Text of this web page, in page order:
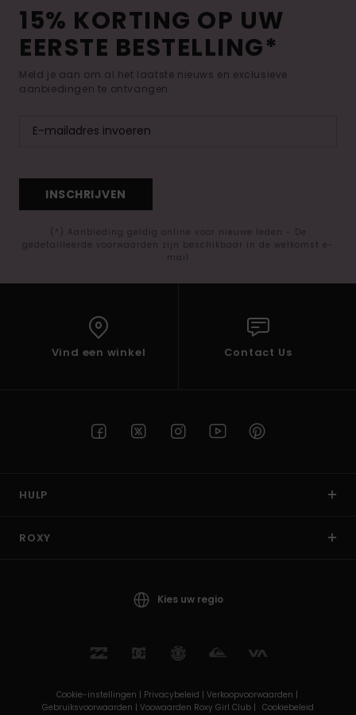
15% KORTING OP UW
EERSTE BESTELLING*
Meld je aan om al het laatste nieuws en exclusieve
aanbiedingen te ontvangen.
INSCHRIJVEN
(*) Aanbieding geldig online voor nieuwe leden - De
gedetailleerde voorwaarden zijn beschikbaar in de welkomst e-
mail
Vind een winkel Contact Us
HULP
ROXY
Kies uw regio
Cookie-instellingen | Privacybeleid | Verkoopvoorwaarden |
Gebruiksvoorwaarden | Voowaarden Roxy Girl Club | Cookiebeleid